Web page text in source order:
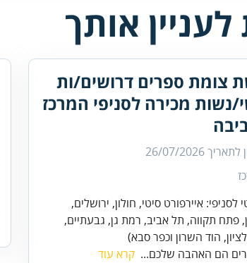
אותך
צומת ספרים דרושים/ות
נשות מכירה לסניפי המרכז
לתאריך26/07/2026
לסניפי: איירפורט סיטי, חולון, ירושלים,
פתח תקווה, תל אביב, רמת גן, גבעתיים,
הוד השרון וכפר סבא)
הם האהבה שלכם... קרא עוד